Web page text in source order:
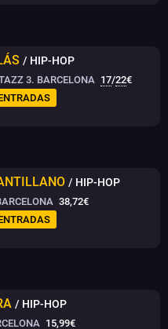
/ HIP-HOP
3. BARCELONA 17/22€
/ HIP-HOP
38,72€
/ HIP-HOP
15,99€